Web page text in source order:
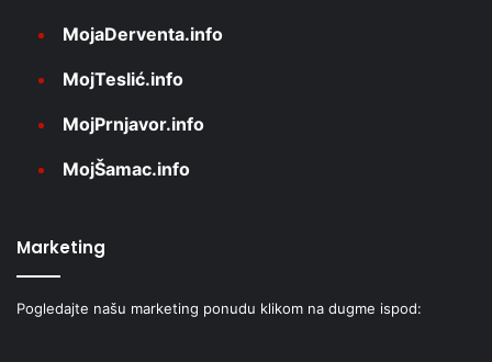
MojaDerventa.info
MojTeslić.info
MojPrnjavor.info
MojŠamac.info
Marketing
Pogledajte našu marketing ponudu klikom na dugme ispod: